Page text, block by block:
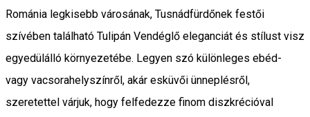
Románia legkisebb városának, Tusnádfürdőnek festői
szívében található Tulipán Vendéglő eleganciát és stílust visz
egyedülálló környezetébe. Legyen szó különleges ebéd-
vagy vacsorahelyszínről, akár esküvői ünneplésről,
szeretettel várjuk, hogy felfedezze finom diszkrécióval